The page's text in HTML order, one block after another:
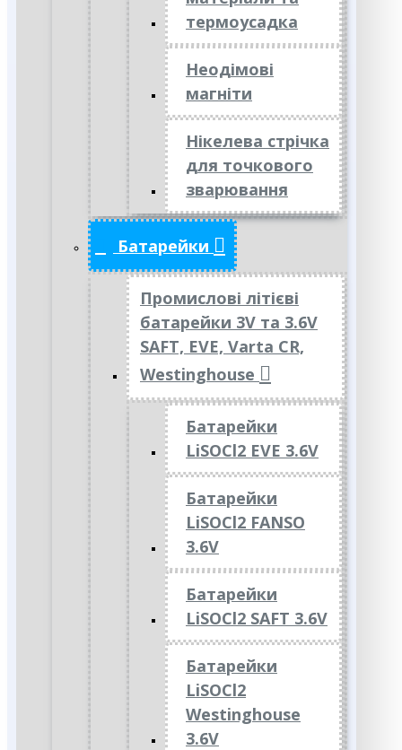
термоусадка
Неодімові
магніти
Нікелева стрічка
для точкового
зварювання
Батарейки
Промислові літієві
батарейки 3V та 3.6V
SAFT, EVE, Varta CR,
Westinghouse
Батарейки
LiSOCl2 EVE 3.6V
Батарейки
LiSOCl2 FANSO
3.6V
Батарейки
LiSOCl2 SAFT 3.6V
Батарейки
LiSOCl2
Westinghouse
3.6V